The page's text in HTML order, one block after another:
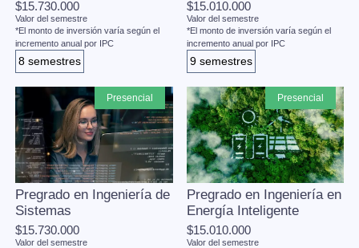
$15.730.000
Valor del semestre
*El monto de inversión varía según el
incremento anual por IPC
8 semestres
$15.010.000
Valor del semestre
*El monto de inversión varía según el
incremento anual por IPC
9 semestres
presencial
Pregrado en Ingeniería de
Sistemas
$15.730.000
Valor del semestre
presencial
Pregrado en Ingeniería en
Energía Inteligente
$15.010.000
Valor del semestre